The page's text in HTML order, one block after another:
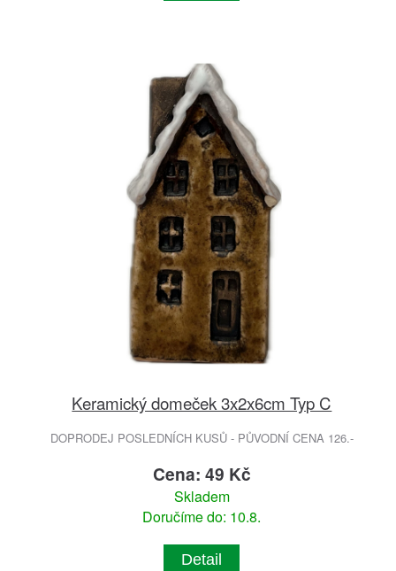
Keramický domeček 3x2x6cm Typ C
DOPRODEJ POSLEDNÍCH KUSŮ - PŮVODNÍ CENA 126.-
Cena: 49 Kč
Skladem
Doručíme do: 10.8.
Detail